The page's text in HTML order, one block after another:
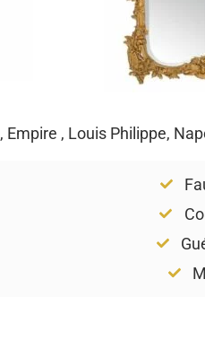
Empire , Louis Philippe,